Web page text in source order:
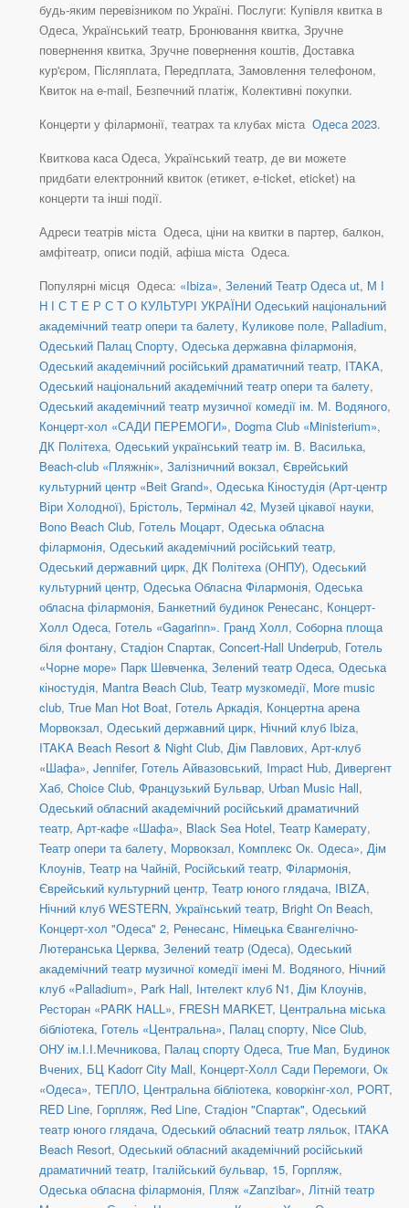
будь-яким перевізником по Україні. Послуги: Купівля квитка в
Одеса, Український театр, Бронювання квитка, Зручне
повернення квитка, Зручне повернення коштів, Доставка
кур'єром, Післяплата, Передплата, Замовлення телефоном,
Квиток на e-mail, Безпечний платіж, Колективні покупки.
Концерти у філармонії, театрах та клубах міста Одеса 2023.
Квиткова каса Одеса, Український театр, де ви можете
придбати електронний квиток (етикет, e-ticket, eticket) на
концерти та інші події.
Адреси театрів міста Одеса, ціни на квитки в партер, балкон,
амфітеатр, описи подій, афіша міста Одеса.
Популярні місця Одеса: «Ibiza», Зелений Театр Одеса ut, М І
Н І С Т Е Р С Т О КУЛЬТУРІ УКРАЇНИ Одеський національний
академічний театр опери та балету, Куликове поле, Palladium,
Одеський Палац Спорту, Одеська державна філармонія,
Одеський академічний російський драматичний театр, ITAKA,
Одеський національний академічний театр опери та балету,
Одеський академічний театр музичної комедії ім. М. Водяного,
Концерт-хол «САДИ ПЕРЕМОГИ», Dogma Club «Ministerium»,
ДК Політеха, Одеський український театр ім. В. Василька,
Beach-club «Пляжнік», Залізничний вокзал, Єврейський
культурний центр «Beit Grand», Одеська Кіностудія (Арт-центр
Віри Холодної), Брістоль, Термінал 42, Музей цікавої науки,
Bono Beach Club, Готель Моцарт, Одеська обласна
філармонія, Одеський академічний російський театр,
Одеський державний цирк, ДК Політеха (ОНПУ), Одеський
культурний центр, Одеська Обласна Філармонія, Одеська
обласна філармонія, Банкетний будинок Ренесанс, Концерт-
Холл Одеса, Готель «Gagarinn». Гранд Холл, Соборна площа
біля фонтану, Стадіон Спартак, Concert-Hall Underpub, Готель
«Чорне море» Парк Шевченка, Зелений театр Одеса, Одеська
кіностудія, Mantra Beach Club, Театр музкомедії, More music
club, True Man Hot Boat, Готель Аркадія, Концертна арена
Морвокзал, Одеський державний цирк, Нічний клуб Ibiza,
ITAKA Beach Resort & Night Club, Дім Павлових, Арт-клуб
«Шафа», Jennifer, Готель Айвазовський, Impact Hub, Дивергент
Хаб, Choice Club, Французький Бульвар, Urban Music Hall,
Одеський обласний академічний російський драматичний
театр, Арт-кафе «Шафа», Black Sea Hotel, Театр Камерату,
Театр опери та балету, Морвокзал, Комплекс Ок. Одеса», Дім
Клоунів, Театр на Чайній, Російський театр, Філармонія,
Єврейський культурний центр, Театр юного глядача, IBIZA,
Нічний клуб WESTERN, Український театр, Bright On Beach,
Концерт-хол "Одеса" 2, Ренесанс, Німецька Євангелічно-
Лютеранська Церква, Зелений театр (Одеса), Одеський
академічний театр музичної комедії імені М. Водяного, Нічний
клуб «Palladium», Park Hall, Інтелект клуб N1, Дім Клоунів,
Ресторан «PARK HALL», FRESH MARKET, Центральна міська
бібліотека, Готель «Центральна», Палац спорту, Nice Club,
ОНУ ім.І.І.Мечникова, Палац спорту Одеса, True Man, Будинок
Вчених, БЦ Kadorr City Mall, Концерт-Холл Сади Перемоги, Ок
«Одеса», ТЕПЛО, Центральна бібліотека, коворкінг-хол, PORT,
RED Line, Горпляж, Red Line, Стадіон "Спартак", Одеський
театр юного глядача, Одеський обласний театр ляльок, ITAKA
Beach Resort, Одеський обласний академічний російський
драматичний театр, Італійський бульвар, 15, Горпляж,
Одеська обласна філармонія, Пляж «Zanzibar», Літній театр